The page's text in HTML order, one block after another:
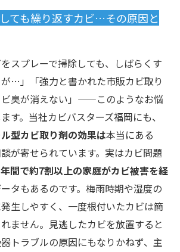
ても繰り返すカビ…その原因と
をスプレーで掃除しても、しばらくす
…」「強力と書かれた市販カビ取り
臭が消えない」——このようなお悩
す。当社カビバスターズ福岡にも、
型カビ取り剤の効果は本当にある
が寄せられています。実はカビ問題
年間で約7割以上の家庭がカビ被害を経
タもあるのです。梅雨時期や湿度の
生しやすく、一度根付いたカビは簡
ません。見逃したカビを放置すると
トラブルの原因にもなりかねず、主